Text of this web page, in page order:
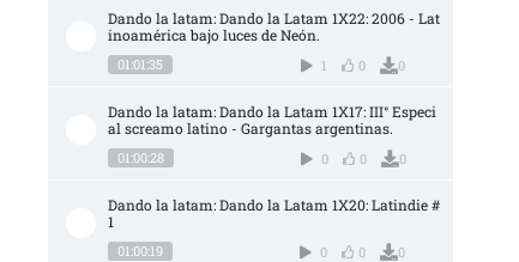
Dando la latam: Dando la Latam 1X22: 2006 - Lat
inoamérica bajo luces de Neón.
01:01:35 1 0 0
Dando la latam: Dando la Latam 1X17: III° Especi
al screamo latino - Gargantas argentinas.
01:00:28 0 0 0
Dando la latam: Dando la Latam 1X20: Latindie #
1
01:00:19 0 0 0